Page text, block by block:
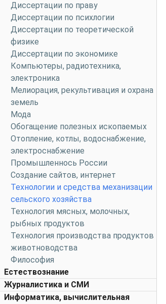
Диссертации по праву
Диссертации по психлогии
Диссертации по теоретической
физике
Диссертации по экономике
Компьютеры, радиотехника,
электроника
Мелиорация, рекультивация и охрана
земель
Мода
Обогащение полезных ископаемых
Отопление, котлы, водоснабжение,
электроснабжение
Промышленнось России
Создание сайтов, интернет
Технологии и средства механизации
сельского хозяйства
Технология мясных, молочных,
рыбных продуктов
Технология производства продуктов
животноводства
Философия
Естествознание
Журналистика и СМИ
Информатика, вычислительная